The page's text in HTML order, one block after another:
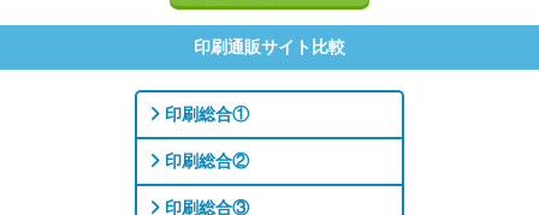
印刷通販サイト比較
印刷総合①
印刷総合②
印刷総合③